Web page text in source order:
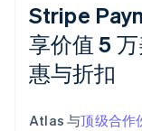
Stripe
享价值 5
惠与折扣
Atlas 与顶级合作
阿联酋
English
English